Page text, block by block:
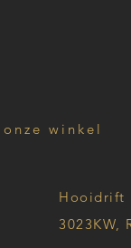
winkel
Hooidrift
3023KW,